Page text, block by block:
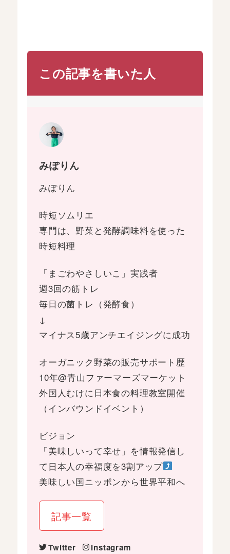
この記事を書いた人
みぽりん
みぽりん
時短ソムリエ
専門は、野菜と発酵調味料を使った
時短料理
「まごわやさしいこ」実践者
週3回の筋トレ
毎日の菌トレ（発酵食）
↓
マイナス5歳アンチエイジングに成功
オーガニック野菜の販売サポート歴
10年@青山ファーマーズマーケット
外国人むけに日本食の料理教室開催
（インバウンドイベント）
ビジョン
「美味しいって幸せ」を情報発信し
て日本人の幸福度を3割アップ
美味しい国ニッポンから世界平和へ
記事一覧
Twitter Instagram